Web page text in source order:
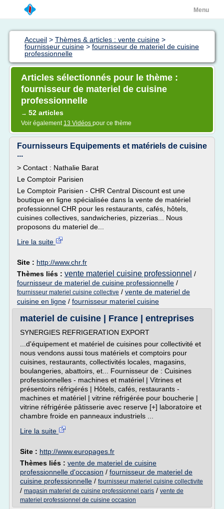
Menu
Accueil > Thèmes & articles : vente cuisine >
fournisseur cuisine > fournisseur de materiel de cuisine
professionnelle
Articles sélectionnés pour le thème :
fournisseur de materiel de cuisine
professionnelle
→ 52 articles
Voir également 13 Vidéos pour ce thème
Fournisseurs Equipements et matériels de cuisine
...
> Contact : Nathalie Barat
Le Comptoir Parisien
Le Comptoir Parisien - CHR Central Discount est une
boutique en ligne spécialisée dans la vente de matériel
professionnel CHR pour les restaurants, cafés, hôtels,
cuisines collectives, sandwicheries, pizzerias... Nous
proposons du materiel de...
Lire la suite
Site : http://www.chr.fr
Thèmes liés : vente materiel cuisine professionnel /
fournisseur de materiel de cuisine professionnelle /
fournisseur materiel cuisine collective / vente de materiel de
cuisine en ligne / fournisseur materiel cuisine
materiel de cuisine | France | entreprises
SYNERGIES REFRIGERATION EXPORT
...d'équipement et matériel de cuisines pour collectivité et
nous vendons aussi tous matériels et comptoirs pour
cuisines, restaurants, collectivités locales, magasins,
boulangeries, abattoirs, et... Fournisseur de : Cuisines
professionnelles - machines et matériel | Vitrines et
présentoirs réfrigérés | Hôtels, cafés, restaurants -
machines et matériel | vitrine réfrigérée pour boucherie |
vitrine réfrigérée pâtisserie avec reserve [+] laboratoire et
chambre froide en panneaux industriels ...
Lire la suite
Site : http://www.europages.fr
Thèmes liés : vente de materiel de cuisine
professionnelle d'occasion / fournisseur de materiel de
cuisine professionnelle / fournisseur materiel cuisine collectivite
/ magasin materiel de cuisine professionnel paris / vente de
materiel professionnel de cuisine occasion